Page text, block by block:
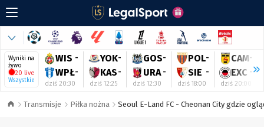
Wyniki na
żywo
20 live
Wszystkie
WIS -
WPŁ-
dziś 20:30
YOK-
KAS-
dziś 12:25
GOS-
URA -
dziś 12:30
POL-
SIE -
dziś 18:00
CAM-
EXC -
dziś 20:00
Transmisje Piłka nożna Seoul E-Land FC - Cheonan City gdzie